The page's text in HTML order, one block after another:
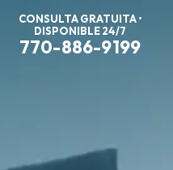
CONSULTA GRATUITA •
DISPONIBLE 24/7
770-886-9199